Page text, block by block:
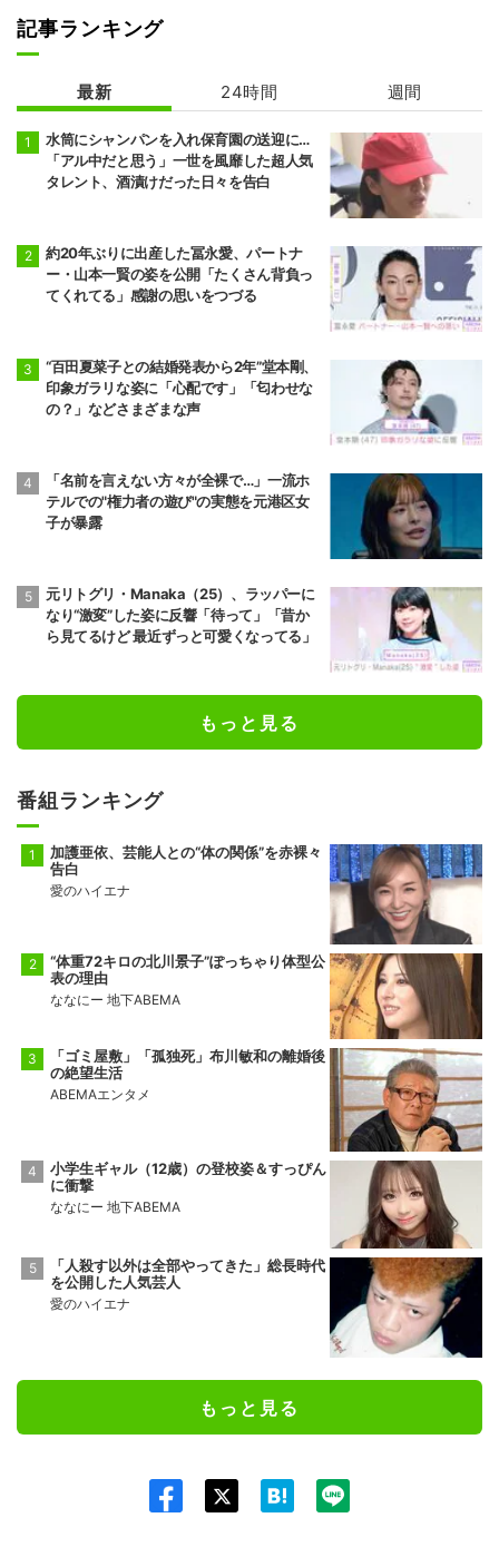
記事ランキング
最新 24時間 週間
水筒にシャンパンを入れ保育園の送迎に…
「アル中だと思う」一世を風靡した超人気
タレント、酒漬けだった日々を告白
約20年ぶりに出産した冨永愛、パートナ
ー・山本一賢の姿を公開「たくさん背負っ
てくれてる」感謝の思いをつづる
“百田夏菜子との結婚発表から2年”堂本剛、
印象ガラリな姿に「心配です」「匂わせな
の？」などさまざまな声
「名前を言えない方々が全裸で…」一流ホ
テルでの"権力者の遊び"の実態を元港区女
子が暴露
元リトグリ・Manaka（25）、ラッパーに
なり“激変”した姿に反響「待って」「昔か
ら見てるけど 最近ずっと可愛くなってる」
もっと見る
番組ランキング
加護亜依、芸能人との“体の関係”を赤裸々
告白
愛のハイエナ
“体重72キロの北川景子”ぽっちゃり体型公
表の理由
ななにー 地下ABEMA
「ゴミ屋敷」「孤独死」布川敏和の離婚後
の絶望生活
ABEMAエンタメ
小学生ギャル（12歳）の登校姿＆すっぴん
に衝撃
ななにー 地下ABEMA
「人殺す以外は全部やってきた」総長時代
を公開した人気芸人
愛のハイエナ
もっと見る